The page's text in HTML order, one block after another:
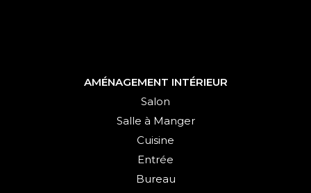
AMÉNAGEMENT INTÉRIEUR
Salon
Salle à Manger
Cuisine
Entrée
Bureau